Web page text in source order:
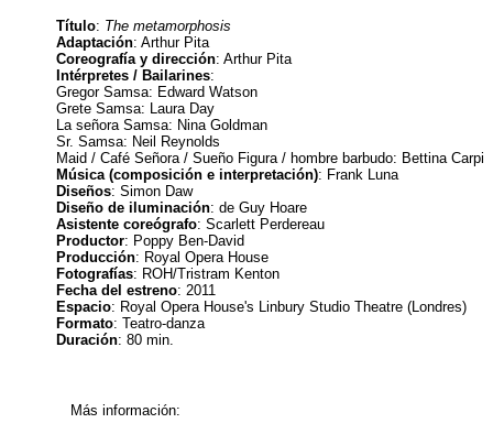
Título: The metamorphosis
Adaptación: Arthur Pita
Coreografía y dirección: Arthur Pita
Intérpretes / Bailarines:
Gregor Samsa: Edward Watson
Grete Samsa: Laura Day
La señora Samsa: Nina Goldman
Sr. Samsa: Neil Reynolds
Maid / Café Señora / Sueño Figura / hombre barbudo: Bettina Carpi
Música (composición e interpretación): Frank Luna
Diseños: Simon Daw
Diseño de iluminación: de Guy Hoare
Asistente coreógrafo: Scarlett Perdereau
Productor: Poppy Ben-David
Producción: Royal Opera House
Fotografías: ROH/Tristram Kenton
Fecha del estreno: 2011
Espacio: Royal Opera House's Linbury Studio Theatre (Londres)
Formato: Teatro-danza
Duración: 80 min.
Más información: